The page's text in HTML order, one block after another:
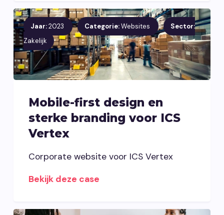
Jaar:2023 Categorie:Websites
Sector:
Zakelijk
Mobile-first design en
sterke branding voor ICS
Vertex
Corporate website voor ICS Vertex
Bekijk deze case